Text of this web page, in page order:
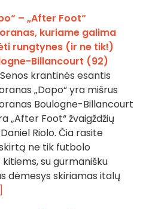
– „After Foot“
kuriame galima
rungtynes (ir ne tik!)
Billancourt (92)
krantinės esantis
„Dopo“ yra mišrus
Boulogne-Billancourt
„After Foot“ žvaigždžių
Riolo. Čia rasite
ne tik futbolo
su gurmanišku
dėmesys skiriamas italų